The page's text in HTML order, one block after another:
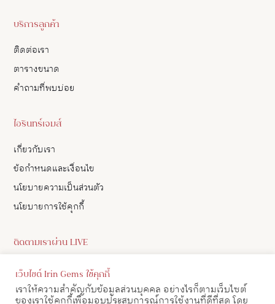
บริการลูกค้า
ติดต่อเรา
ตารางขนาด
คำถามที่พบบ่อย
ไอรินทร์เจมส์
เกี่ยวกับเรา
ข้อกำหนดและเงื่อนไข
นโยบายความเป็นส่วนตัว
นโยบายการใช้คุกกี้
ติดตามเราผ่าน LIVE
ดูอัปเดตสินค้า และ เลือกซื้อสินค้าผ่าน LIVE ของเราทาง Facebook
ได้
เว็บไซต์ Irin Gems ใช้คุกกี้
เราให้ความสำคัญกับข้อมูลส่วนบุคคล อย่างไรก็ตามเว็บไซต์
ของเราใช้คุกกี้เพื่อมอบประสบการณ์การใช้งานที่ดีที่สุด โดย